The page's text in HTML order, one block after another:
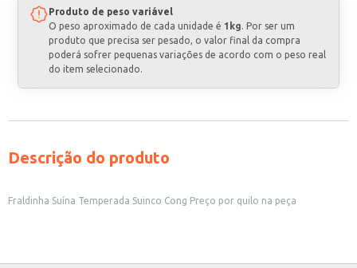
Produto de peso variável
O peso aproximado de cada unidade é 1kg. Por ser um
produto que precisa ser pesado, o valor final da compra
poderá sofrer pequenas variações de acordo com o peso real
do item selecionado.
Descrição do produto
Fraldinha Suína Temperada Suinco Cong Preço por quilo na peça